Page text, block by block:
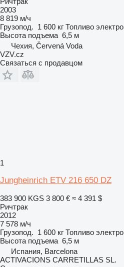
2003
8 819 м/ч
Грузопод. 1 600 кг Топливо электро
Высота подъема 6,5 м
Чехия, Červená Voda
VZV.cz
Связаться с продавцом
1
Jungheinrich ETV 216 650 DZ
383 900 KGS 3 800 € ≈ 4 391 $
Ричтрак
2012
7 578 м/ч
Грузопод. 1 600 кг Топливо электро
Высота подъема 6,5 м
Испания, Barcelona
ACTIVACIONS CARRETILLAS SL.